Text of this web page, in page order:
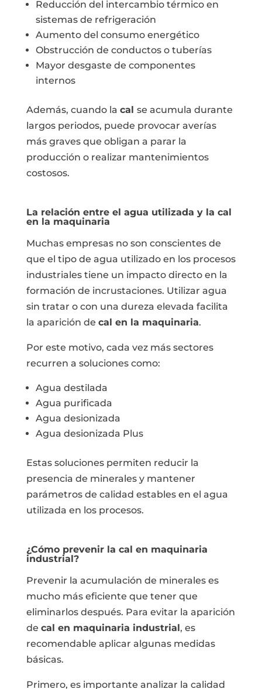
Reducción del intercambio térmico en
sistemas de refrigeración
Aumento del consumo energético
Obstrucción de conductos o tuberías
Mayor desgaste de componentes
internos
Además, cuando la cal se acumula durante
largos periodos, puede provocar averías
más graves que obligan a parar la
producción o realizar mantenimientos
costosos.
La relación entre el agua utilizada y la cal
en la maquinaria
Muchas empresas no son conscientes de
que el tipo de agua utilizado en los procesos
industriales tiene un impacto directo en la
formación de incrustaciones. Utilizar agua
sin tratar o con una dureza elevada facilita
la aparición de cal en la maquinaria.
Por este motivo, cada vez más sectores
recurren a soluciones como:
Agua destilada
Agua purificada
Agua desionizada
Agua desionizada Plus
Estas soluciones permiten reducir la
presencia de minerales y mantener
parámetros de calidad estables en el agua
utilizada en los procesos.
¿Cómo prevenir la cal en maquinaria
industrial?
Prevenir la acumulación de minerales es
mucho más eficiente que tener que
eliminarlos después. Para evitar la aparición
de cal en maquinaria industrial, es
recomendable aplicar algunas medidas
básicas.
Primero, es importante analizar la calidad